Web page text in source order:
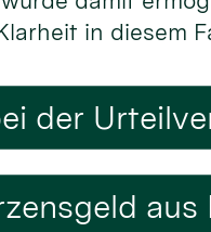
in diesem
der